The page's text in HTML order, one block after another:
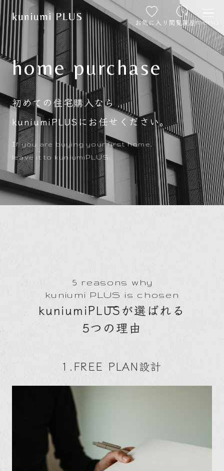
お気に入り 閲覧履歴menu
home purchase
初めての住宅購入なら
kuniumiPLUSにお任せください。
If you are buying your first home,
leave it to kuniumiPLUS.
5 reasons why
kuniumi PLUS is chosen
kuniumiPLUSが選ばれる
5つの理由
1.FREE PLAN設計